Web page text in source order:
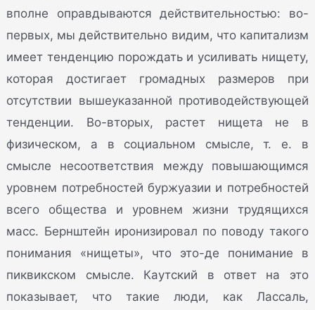
вполне оправдываются действительностью: во-
первых, мы действительно видим, что капитализм
имеет тенденцию порождать и усиливать нищету,
которая достигает громадных размеров при
отсутствии вышеуказанной противодействующей
тенденции. Во-вторых, растет нищета не в
физическом, а в социальном смысле, т. е. в
смысле несоответствия между повышающимся
уровнем потребностей буржуазии и потребностей
всего общества и уровнем жизни трудящихся
масс. Бернштейн иронизировал по поводу такого
понимания «нищеты», что это-де понимание в
пиквикском смысле. Каутский в ответ на это
показывает, что такие люди, как Лассаль,